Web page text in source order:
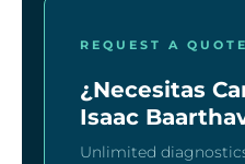
REQUEST A QUOTE
¿Necesitas
Isaac
Unlimited